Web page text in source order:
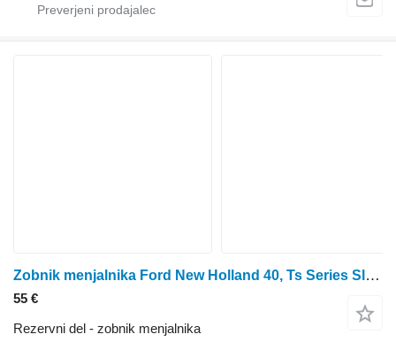
Zobnik menjalnika Ford New Holland 40, Ts Series Sle Hydraulic Pump Idler Gear 82006550 za traktor na kolesih
55 €
Rezervni del - zobnik menjalnika